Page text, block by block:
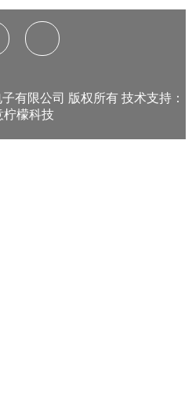
有限公司 版权所有 技术支持：
柠檬科技